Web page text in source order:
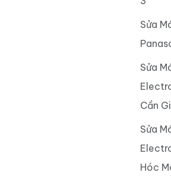
Sửa
Sửa
Cần
Sửa
Hóc